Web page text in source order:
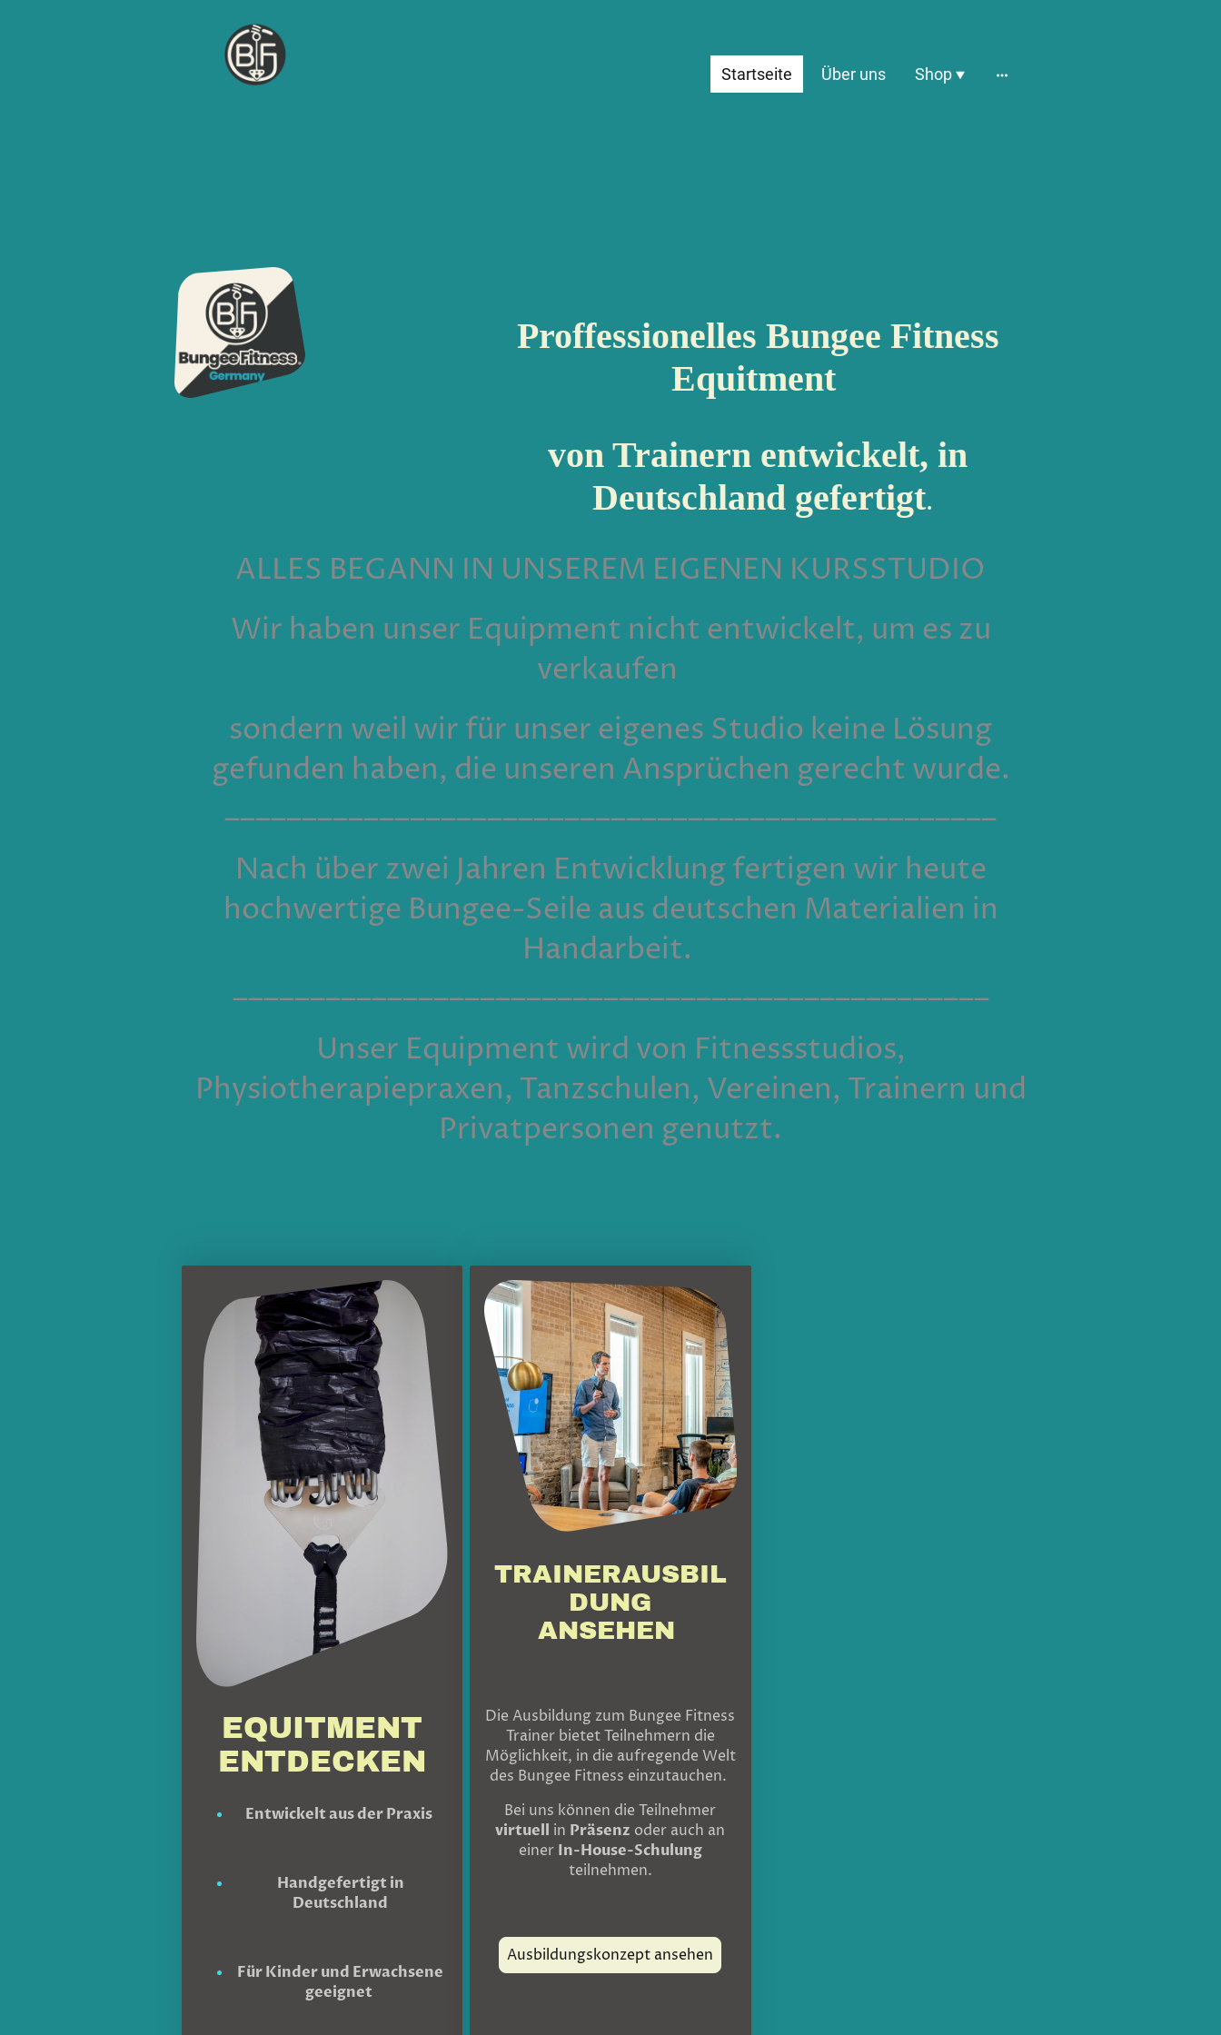
Startseite Über uns Shop
Proffessionelles Bungee Fitness
Equitment
von Trainern entwickelt, in
Deutschland gefertigt.
ALLES BEGANN IN UNSEREM EIGENEN KURSSTUDIO
Wir haben unser Equipment nicht entwickelt, um es zu
verkaufen
sondern weil wir für unser eigenes Studio keine Lösung
gefunden haben, die unseren Ansprüchen gerecht wurde.
__________________________________________________
Nach über zwei Jahren Entwicklung fertigen wir heute
hochwertige Bungee-Seile aus deutschen Materialien in
Handarbeit.
_________________________________________________
Unser Equipment wird von Fitnessstudios,
Physiotherapiepraxen, Tanzschulen, Vereinen, Trainern und
Privatpersonen genutzt.
EQUITMENT
ENTDECKEN
Entwickelt aus der Praxis
Handgefertigt in
Deutschland
Für Kinder und Erwachsene
geeignet
TRAINERAUSBIL
DUNG
ANSEHEN
Die Ausbildung zum Bungee Fitness
Trainer bietet Teilnehmern die
Möglichkeit, in die aufregende Welt
des Bungee Fitness einzutauchen.
Bei uns können die Teilnehmer
virtuell in Präsenz oder auch an
einer In-House-Schulung
teilnehmen.
Ausbildungskonzept ansehen